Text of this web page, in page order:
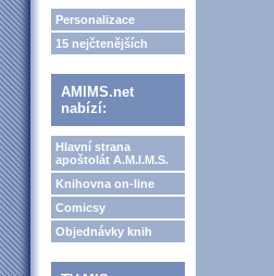
Personalizace
15 nejčtenějších
AMIMS.net
nabízí:
Hlavní strana
apoštolát A.M.I.M.S.
Knihovna on-line
Comicsy
Objednávky knih